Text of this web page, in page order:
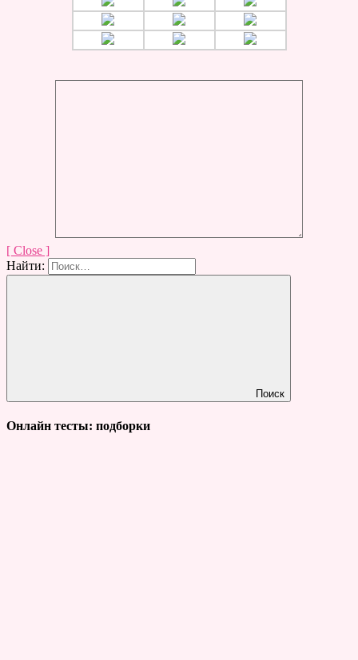
[ Close ]
Найти:
Поиск
Онлайн тесты: подборки